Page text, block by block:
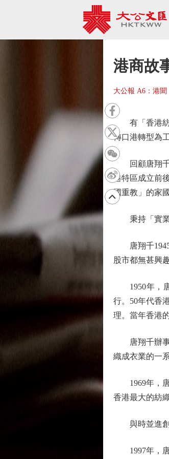
港商故
大公報 A6：港聞
有「香港紡織
轉口港轉型為
回顧唐翔千一
港特區成立前
國重教」的家
秉持「實業
唐翔千1945
股市都無甚興
1950年，唐
行。50年代香
理。當年香港
唐翔千辦事
織成衣業的一
1969年，唐
香港最大的紡
與時並進創
1997年，唐